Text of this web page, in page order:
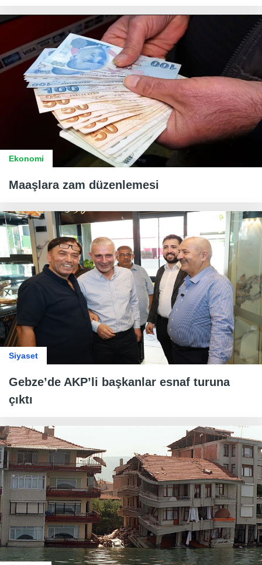
Ekonomi
Maaşlara zam düzenlemesi
Siyaset
Gebze’de AKP’li başkanlar esnaf turuna
çıktı